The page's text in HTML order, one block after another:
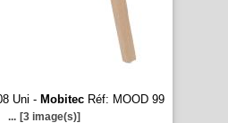
Uni - MobitecRéf: MOOD 99
... [3 image(s)]